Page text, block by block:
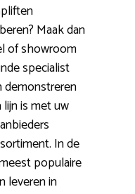
Maak dan
of showroom
specialist
demonstreren
is met uw
In de
populaire
leveren in